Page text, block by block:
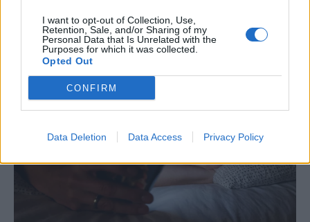
I want to opt-out of Collection, Use,
Retention, Sale, and/or Sharing of my
Personal Data that Is Unrelated with the
Purposes for which it was collected.
Opted Out
CONFIRM
Data Deletion Data Access Privacy Policy